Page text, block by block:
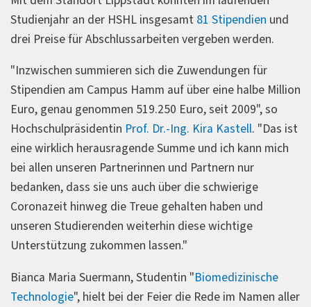
Studienjahr an der HSHL insgesamt 81 Stipendien und
drei Preise für Abschlussarbeiten vergeben werden.
"Inzwischen summieren sich die Zuwendungen für
Stipendien am Campus Hamm auf über eine halbe Million
Euro, genau genommen 519.250 Euro, seit 2009", so
Hochschulpräsidentin Prof. Dr.-Ing. Kira Kastell. "Das ist
eine wirklich herausragende Summe und ich kann mich
bei allen unseren Partnerinnen und Partnern nur
bedanken, dass sie uns auch über die schwierige
Coronazeit hinweg die Treue gehalten haben und
unseren Studierenden weiterhin diese wichtige
Unterstützung zukommen lassen."
Bianca Maria Suermann, Studentin "Biomedizinische
Technologie", hielt bei der Feier die Rede im Namen aller